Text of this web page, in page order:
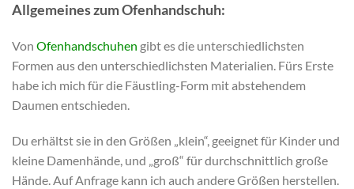
Allgemeines zum Ofenhandschuh:
Von Ofenhandschuhen gibt es die unterschiedlichsten
Formen aus den unterschiedlichsten Materialien. Fürs Erste
habe ich mich für die Fäustling-Form mit abstehendem
Daumen entschieden.
Du erhältst sie in den Größen „klein“, geeignet für Kinder und
kleine Damenhände, und „groß“ für durchschnittlich große
Hände. Auf Anfrage kann ich auch andere Größen herstellen.